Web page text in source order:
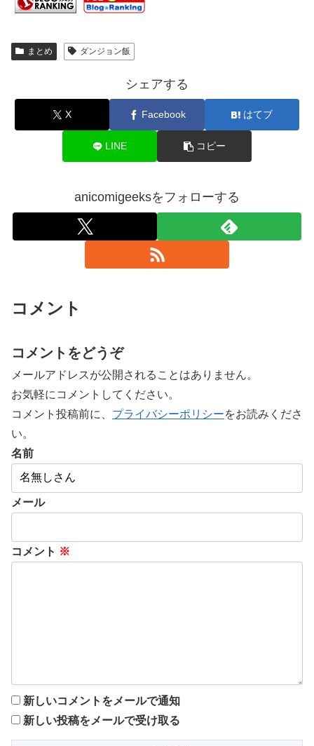
まとめ ダンジョン飯
シェアする
X Facebook はてブ
LINE コピー
anicomigeeksをフォローする
コメント
コメントをどうぞ
メールアドレスが公開されることはありません。
お気軽にコメントしてください。
コメント投稿前に、 プライバシーポリシーをお読みくださ
い。
名前
メール
コメント ※
新しいコメントをメールで通知
新しい投稿をメールで受け取る